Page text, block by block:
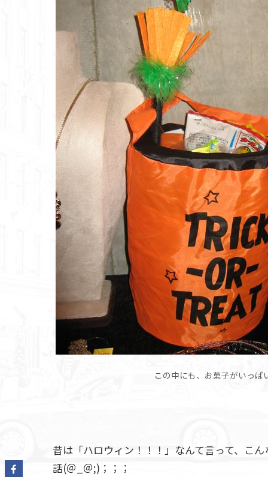
この中にも、お菓子がいっ
昔は「ハロウィン！！！」なんて言って、こ
話(＠_＠;)；；；